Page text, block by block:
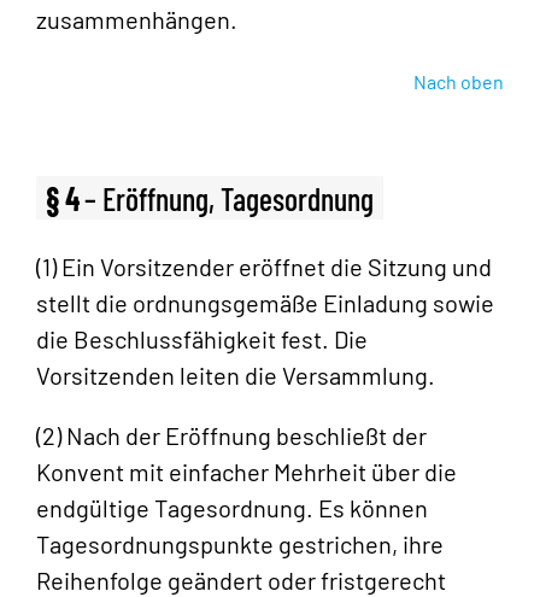
zusammenhängen.
Nach oben
§ 4– Eröffnung, Tagesordnung
(1) Ein Vorsitzender eröffnet die Sitzung und
stellt die ordnungsgemäße Einladung sowie
die Beschlussfähigkeit fest. Die
Vorsitzenden leiten die Versammlung.
(2) Nach der Eröffnung beschließt der
Konvent mit einfacher Mehrheit über die
endgültige Tagesordnung. Es können
Tagesordnungspunkte gestrichen, ihre
Reihenfolge geändert oder fristgerecht